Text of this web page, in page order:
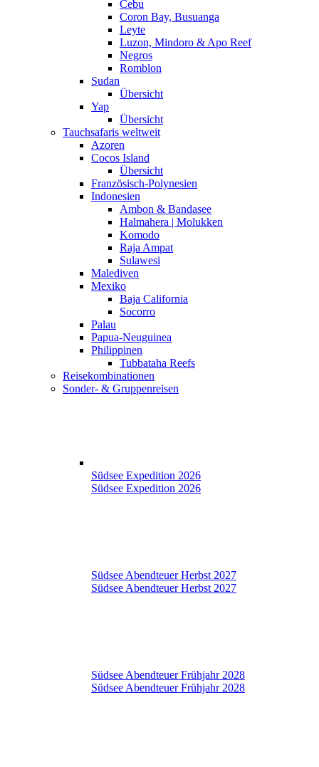
Cebu
Coron Bay, Busuanga
Leyte
Luzon, Mindoro & Apo Reef
Negros
Romblon
Sudan
Übersicht
Yap
Übersicht
Tauchsafaris weltweit
Azoren
Cocos Island
Übersicht
Französisch-Polynesien
Indonesien
Ambon & Bandasee
Halmahera | Molukken
Komodo
Raja Ampat
Sulawesi
Malediven
Mexiko
Baja California
Socorro
Palau
Papua-Neuguinea
Philippinen
Tubbataha Reefs
Reisekombinationen
Sonder- & Gruppenreisen
Südsee Expedition 2026
Südsee Expedition 2026
Südsee Abendteuer Herbst 2027
Südsee Abendteuer Herbst 2027
Südsee Abendteuer Frühjahr 2028
Südsee Abendteuer Frühjahr 2028